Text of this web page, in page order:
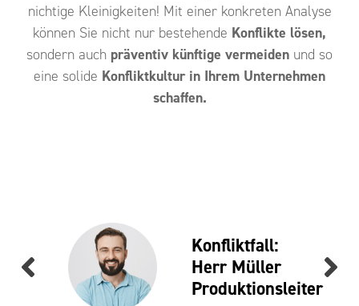
nichtige Kleinigkeiten! Mit einer konkreten Analyse
können Sie nicht nur bestehende Konflikte lösen,
sondern auch präventiv künftige vermeiden und so
eine solide Konfliktkultur in Ihrem Unternehmen
schaffen.
Konfliktfall:
Herr Müller
Produktionsleiter